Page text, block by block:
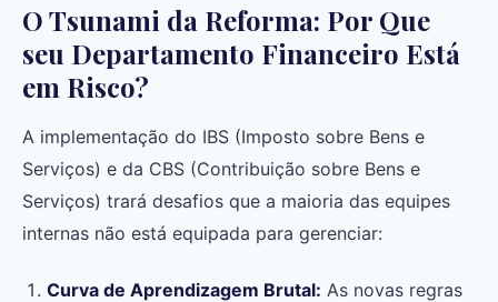
O Tsunami da Reforma: Por Que
seu Departamento Financeiro Está
em Risco?
A implementação do IBS (Imposto sobre Bens e
Serviços) e da CBS (Contribuição sobre Bens e
Serviços) trará desafios que a maioria das equipes
internas não está equipada para gerenciar:
Curva de Aprendizagem Brutal: As novas regras